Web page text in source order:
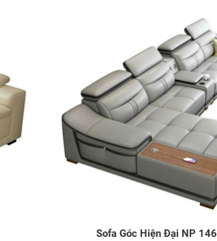
Sofa Góc Hiện Đại NP 146